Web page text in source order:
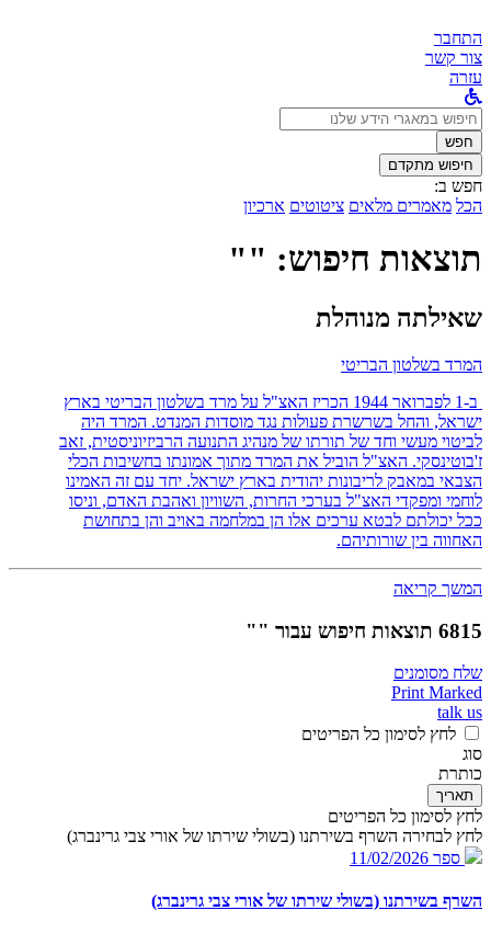
התחבר
צור קשר
עזרה
לחפש
ב:חפש
חיפוש מתקדם
חפש ב:
הכל מאמרים מלאים ציטוטים ארכיון
תוצאות חיפוש: ""
שאילתה מנוהלת
המרד בשלטון הבריטי
ב-1 לפברואר 1944 הכריז האצ"ל על מרד בשלטון הבריטי בארץ
ישראל, והחל בשרשרת פעולות נגד מוסדות המנדט. המרד היה
לביטוי מעשי וחד של תורתו של מנהיג התנועה הרביזיוניסטית, זאב
ז'בוטינסקי. האצ"ל הוביל את המרד מתוך אמונתו בחשיבות הכלי
הצבאי במאבק לריבונות יהודית בארץ ישראל. יחד עם זה האמינו
לוחמי ומפקדי האצ"ל בערכי החרות, השוויון ואהבת האדם, וניסו
ככל יכולתם לבטא ערכים אלו הן במלחמה באויב והן בתחושת
האחווה בין שורותיהם.
המשך קריאה
6815 תוצאות חיפוש עבור ""
שלח מסומנים
Print Marked
talk us
לחץ לסימון כל הפריטים
סוג
כותרת
תאריך
לחץ לסימון כל הפריטים
לחץ לבחירה השרף בשירתנו (בשולי שירתו של אורי צבי גרינברג)
ספר 11/02/2026
השרף בשירתנו (בשולי שירתו של אורי צבי גרינברג)